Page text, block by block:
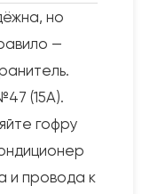
но
—
(15А).
гофру
и провода к